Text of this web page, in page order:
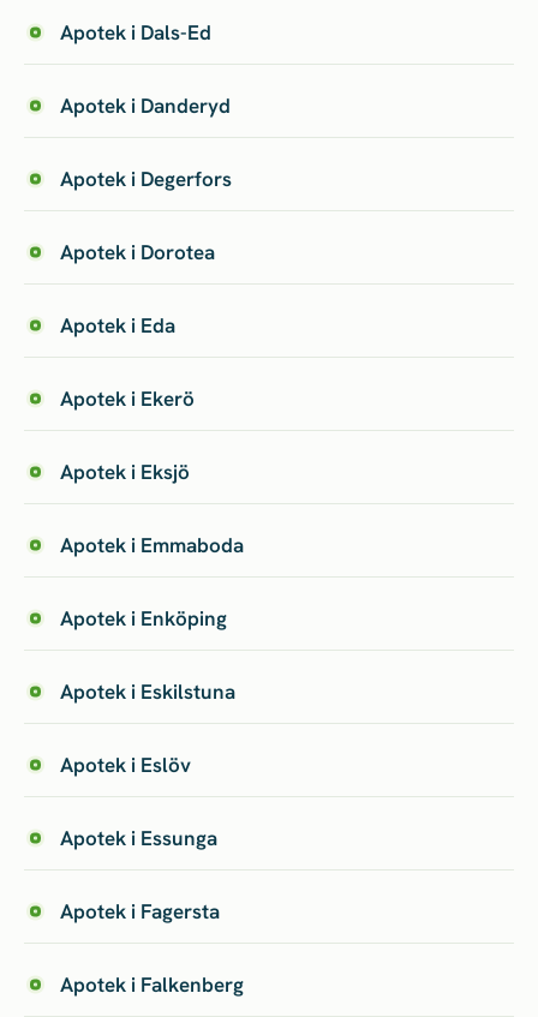
Apotek i Dals-Ed
Apotek i Danderyd
Apotek i Degerfors
Apotek i Dorotea
Apotek i Eda
Apotek i Ekerö
Apotek i Eksjö
Apotek i Emmaboda
Apotek i Enköping
Apotek i Eskilstuna
Apotek i Eslöv
Apotek i Essunga
Apotek i Fagersta
Apotek i Falkenberg